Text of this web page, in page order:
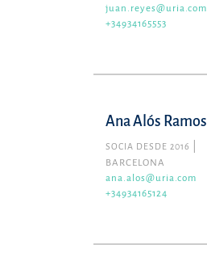
juan.reyes@uria.com
+34934165553
Ana Alós Ramos
SOCIA DESDE 2016
BARCELONA
ana.alos@uria.com
+34934165124